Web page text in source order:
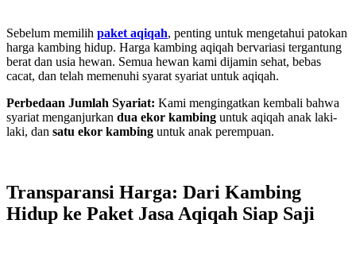
Sebelum memilih paket aqiqah, penting untuk mengetahui patokan
harga kambing hidup. Harga kambing aqiqah bervariasi tergantung
berat dan usia hewan. Semua hewan kami dijamin sehat, bebas
cacat, dan telah memenuhi syarat syariat untuk aqiqah.
Perbedaan Jumlah Syariat: Kami mengingatkan kembali bahwa
syariat menganjurkan dua ekor kambing untuk aqiqah anak laki-
laki, dan satu ekor kambing untuk anak perempuan.
Transparansi Harga: Dari Kambing
Hidup ke Paket Jasa Aqiqah Siap Saji